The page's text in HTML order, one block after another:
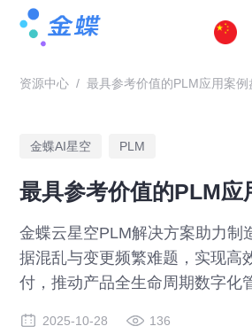
资源中心 / 最具参考价值的PLM应用案例
金蝶AI星空 PLM
最具参考价值的PLM应
金蝶云星空PLM解决方案助力制
据混乱与变更频繁难题，实现高
付，推动产品全生命周期数字化
2025-10-28 136